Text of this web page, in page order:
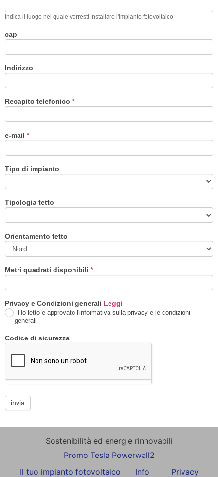
Indica il luogo nel quale vorresti installare l'impianto fotovoltaico
cap
Indirizzo
Recapito telefonico *
e-mail *
Tipo di impianto
Tipologia tetto
Orientamento tetto
Metri quadrati disponibili *
Privacy e Condizioni generali Leggi
Ho letto e approvato l'informativa sulla privacy e le condizioni
generali
Codice di sicurezza
invia
Sostenibilità ed energie rinnovabili
Promo Tesla Powerwall2
Il tuo impianto fotovoltaico
Info Privacy